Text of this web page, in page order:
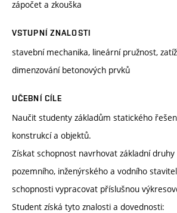
zápočet a zkouška
VSTUPNÍ ZNALOSTI
stavební mechanika, lineární pružnost,
dimenzování betonových prvků
UČEBNÍ CÍLE
Naučit studenty základům statického
konstrukcí a objektů.
Získat schopnost navrhovat základní
pozemního, inženýrského a vodního
schopnosti vypracovat příslušnou
Student získá tyto znalosti a dovednosti: